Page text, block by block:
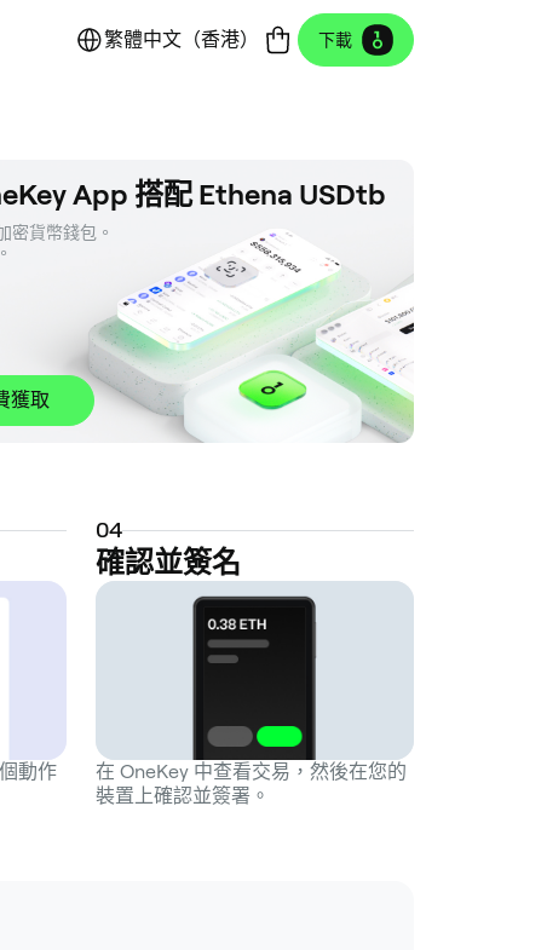
繁體中文（香港） 下載
App 搭配 Ethena USDtb
密貨幣錢包。
獲取
動作
04
確認並簽名
在 OneKey 中查看交易，然後在您的
裝置上確認並簽署。